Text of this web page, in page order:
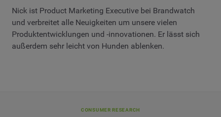
Nick ist Product Marketing Executive bei Brandwatch
und verbreitet alle Neuigkeiten um unsere vielen
Produktentwicklungen und -innovationen. Er lässt sich
außerdem sehr leicht von Hunden ablenken.
CONSUMER RESEARCH